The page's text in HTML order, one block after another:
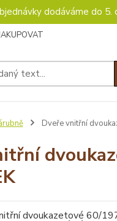
dodáváme do
Dveře vnitřní